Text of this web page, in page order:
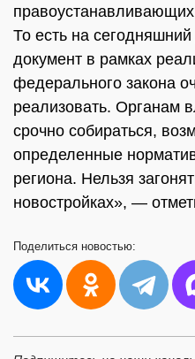
То есть на
документ в рамках
федерального закона
реализовать. Органам
срочно собираться,
определенные
региона. Нельзя
новостройках», —
Поделиться новостью: